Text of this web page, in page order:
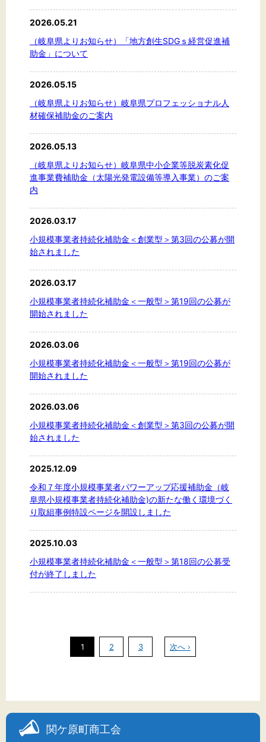
関ケ原町商工会
2026.05.21
（岐阜県よりお知らせ）「地方創生SDGｓ経営促進補
助金」について
2026.05.15
（岐阜県よりお知らせ）岐阜県プロフェッショナル人
材確保補助金のご案内
2026.05.13
（岐阜県よりお知らせ）岐阜県中小企業等脱炭素化促
進事業費補助金（太陽光発電設備等導入事業）のご案
内
2026.03.17
小規模事業者持続化補助金＜創業型＞第3回の公募が開
始されました
2026.03.17
小規模事業者持続化補助金＜一般型＞第19回の公募が
開始されました
2026.03.06
小規模事業者持続化補助金＜一般型＞第19回の公募が
開始されました
2026.03.06
小規模事業者持続化補助金＜創業型＞第3回の公募が開
始されました
2025.12.09
令和７年度小規模事業者パワーアップ応援補助金（岐
阜県小規模事業者持続化補助金)の新たな働く環境づく
り取組事例特設ページを開設しました
2025.10.03
小規模事業者持続化補助金＜一般型＞第18回の公募受
付が終了しました
1 2 3 次へ ›